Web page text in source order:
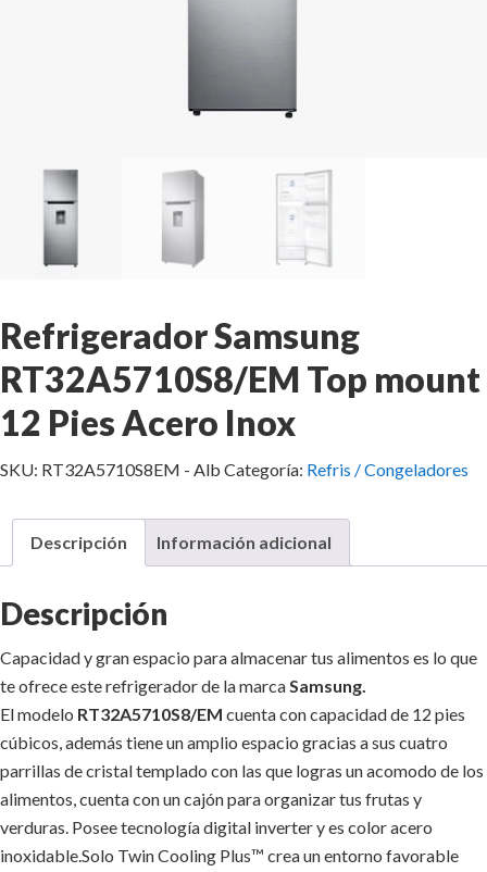
Refrigerador Samsung
RT32A5710S8/EM Top mount
12 Pies Acero Inox
SKU: RT32A5710S8EM - Alb Categoría: Refris / Congeladores
Descripción Información adicional
Descripción
Capacidad y gran espacio para almacenar tus alimentos es lo que
te ofrece este refrigerador de la marcaSamsung.
El modelo RT32A5710S8/EM cuenta con capacidad de 12 pies
cúbicos, además tiene un amplio espacio gracias a sus cuatro
parrillas de cristal templado con las que logras un acomodo de los
alimentos, cuenta con un cajón para organizar tus frutas y
verduras. Posee tecnología digital inverter y es color acero
inoxidable.Solo Twin Cooling Plus™ crea un entorno favorable